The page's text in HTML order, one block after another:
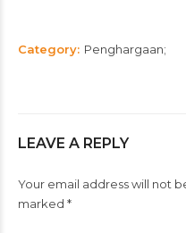
Category Penghargaan
LEAVE A REPLY
Your email address will not
marked *